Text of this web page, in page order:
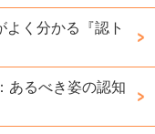
く分かる『認ト
あるべき姿の認知